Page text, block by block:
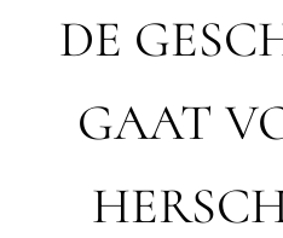
DE
GAAT